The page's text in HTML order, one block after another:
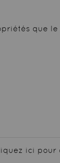
que
ici pour